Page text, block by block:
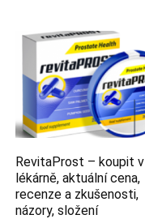
RevitaProst – koupit v
lékárně, aktuální cena,
recenze a zkušenosti,
názory, složení